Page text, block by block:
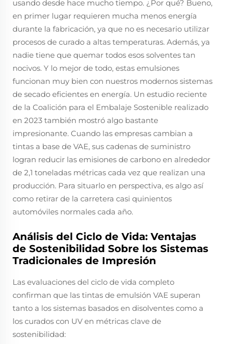
usando desde hace mucho tiempo. ¿Por qué? Bueno,
en primer lugar requieren mucha menos energía
durante la fabricación, ya que no es necesario utilizar
procesos de curado a altas temperaturas. Además, ya
nadie tiene que quemar todos esos solventes tan
nocivos. Y lo mejor de todo, estas emulsiones
funcionan muy bien con nuestros modernos sistemas
de secado eficientes en energía. Un estudio reciente
de la Coalición para el Embalaje Sostenible realizado
en 2023 también mostró algo bastante
impresionante. Cuando las empresas cambian a
tintas a base de VAE, sus cadenas de suministro
logran reducir las emisiones de carbono en alrededor
de 2,1 toneladas métricas cada vez que realizan una
producción. Para situarlo en perspectiva, es algo así
como retirar de la carretera casi quinientos
automóviles normales cada año.
Análisis del Ciclo de Vida: Ventajas
de Sostenibilidad Sobre los Sistemas
Tradicionales de Impresión
Las evaluaciones del ciclo de vida completo
confirman que las tintas de emulsión VAE superan
tanto a los sistemas basados en disolventes como a
los curados con UV en métricas clave de
sostenibilidad: